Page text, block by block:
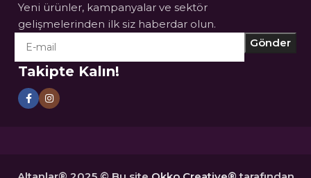
Yeni ürünler, kampanyalar ve sektör
gelişmelerinden ilk siz haberdar olun.
Takipte Kalın!